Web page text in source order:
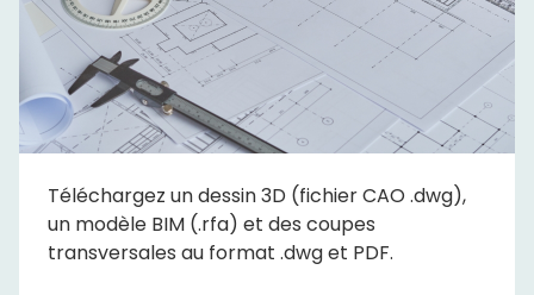
Téléchargez un dessin 3D (fichier CAO .dwg),
un modèle BIM (.rfa) et des coupes
transversales au format .dwg et PDF.